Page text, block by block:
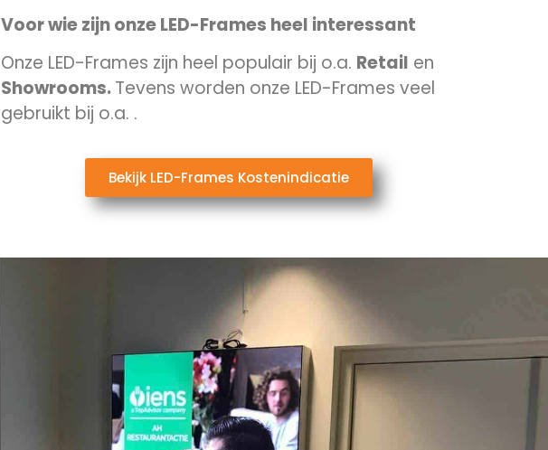
Voor wie zijn onze LED-Frames heel interessant
Onze LED-Frames zijn heel populair bij o.a. Retail en
Showrooms.Tevens worden onze LED-Frames veel
gebruikt bij o.a. .
Bekijk LED-Frames Kostenindicatie